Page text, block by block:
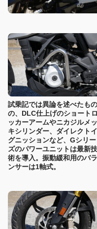
試乗記では異論を述べたもの
の、DLC仕上げのショートロ
ッカーアームやニカジルメッ
キシリンダー、ダイレクトイ
グニッションなど、Gシリー
ズのパワーユニットは最新技
術を導入。振動緩和用のバラ
ンサーは1軸式。